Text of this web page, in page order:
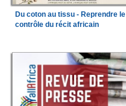
Du coton au tissu - Reprendre le
contrôle du récit africain